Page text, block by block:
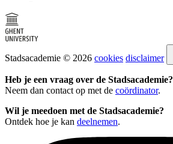
Stadsacademie © 2026 cookies disclaimer
Heb je een vraag over de Stadsacademie?
Neem dan contact op met de coördinator.
Wil je meedoen met de Stadsacademie?
Ontdek hoe je kan deelnemen.